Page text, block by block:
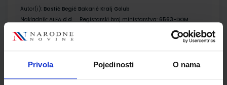
Privola Pojedinosti O nama
Autor(i): Bastić Begić Bakarić Kralj Golub
Nakladnik: ALFA d.d. Registarski broj ministarstva: 6563-DOM
SKU: 567293
Udžbenik